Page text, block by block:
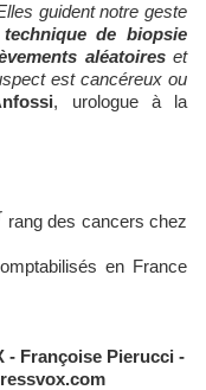
guident notre geste
de biopsie
aléatoireset
est cancéreux ou
, urologue à la
rang des cancers chez
en France
- Françoise Pierucci -